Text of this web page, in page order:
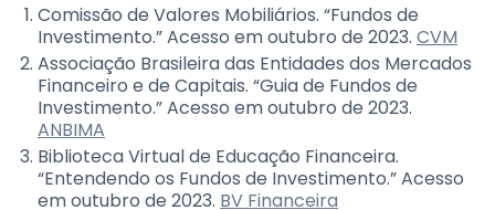
Comissão de Valores Mobiliários. “Fundos de
Investimento.” Acesso em outubro de 2023. CVM
Associação Brasileira das Entidades dos Mercados
Financeiro e de Capitais. “Guia de Fundos de
Investimento.” Acesso em outubro de 2023.
ANBIMA
Biblioteca Virtual de Educação Financeira.
“Entendendo os Fundos de Investimento.” Acesso
em outubro de 2023. BV Financeira